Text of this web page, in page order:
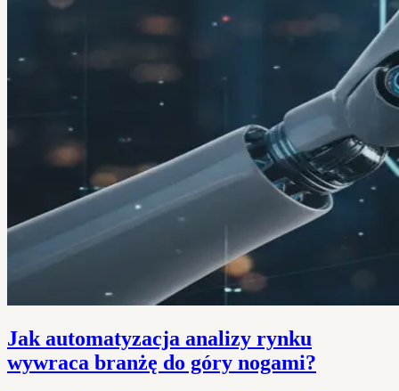
Jak automatyzacja analizy rynku
wywraca branżę do góry nogami?